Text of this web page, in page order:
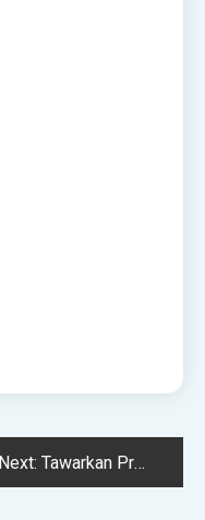
Next: Tawarkan Promo Super Gampang, Tridjaya Elektronik Hadirkan Keluarga Makin Bahagia dan Lengkap | TINTAHIJAU.com